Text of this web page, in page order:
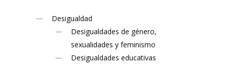
Desigualdad
Desigualdades de género,
sexualidades y feminismo
Desigualdades educativas